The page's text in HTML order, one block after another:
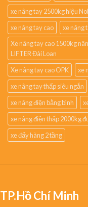
xe nâng tay 2500kg hiệu
xe nâng tay cao
xe nâng
Xe nâng tay cao 1500kg
LIFTER Đài Loan
Xe nâng tay cao OPK
xe
xe nâng tay thấp siêu ngắn
xe nâng điện bằng bình
xe nâng điện thấp 2000kg
xe đẩy hàng 2 tầng
TP.Hồ Chí Minh